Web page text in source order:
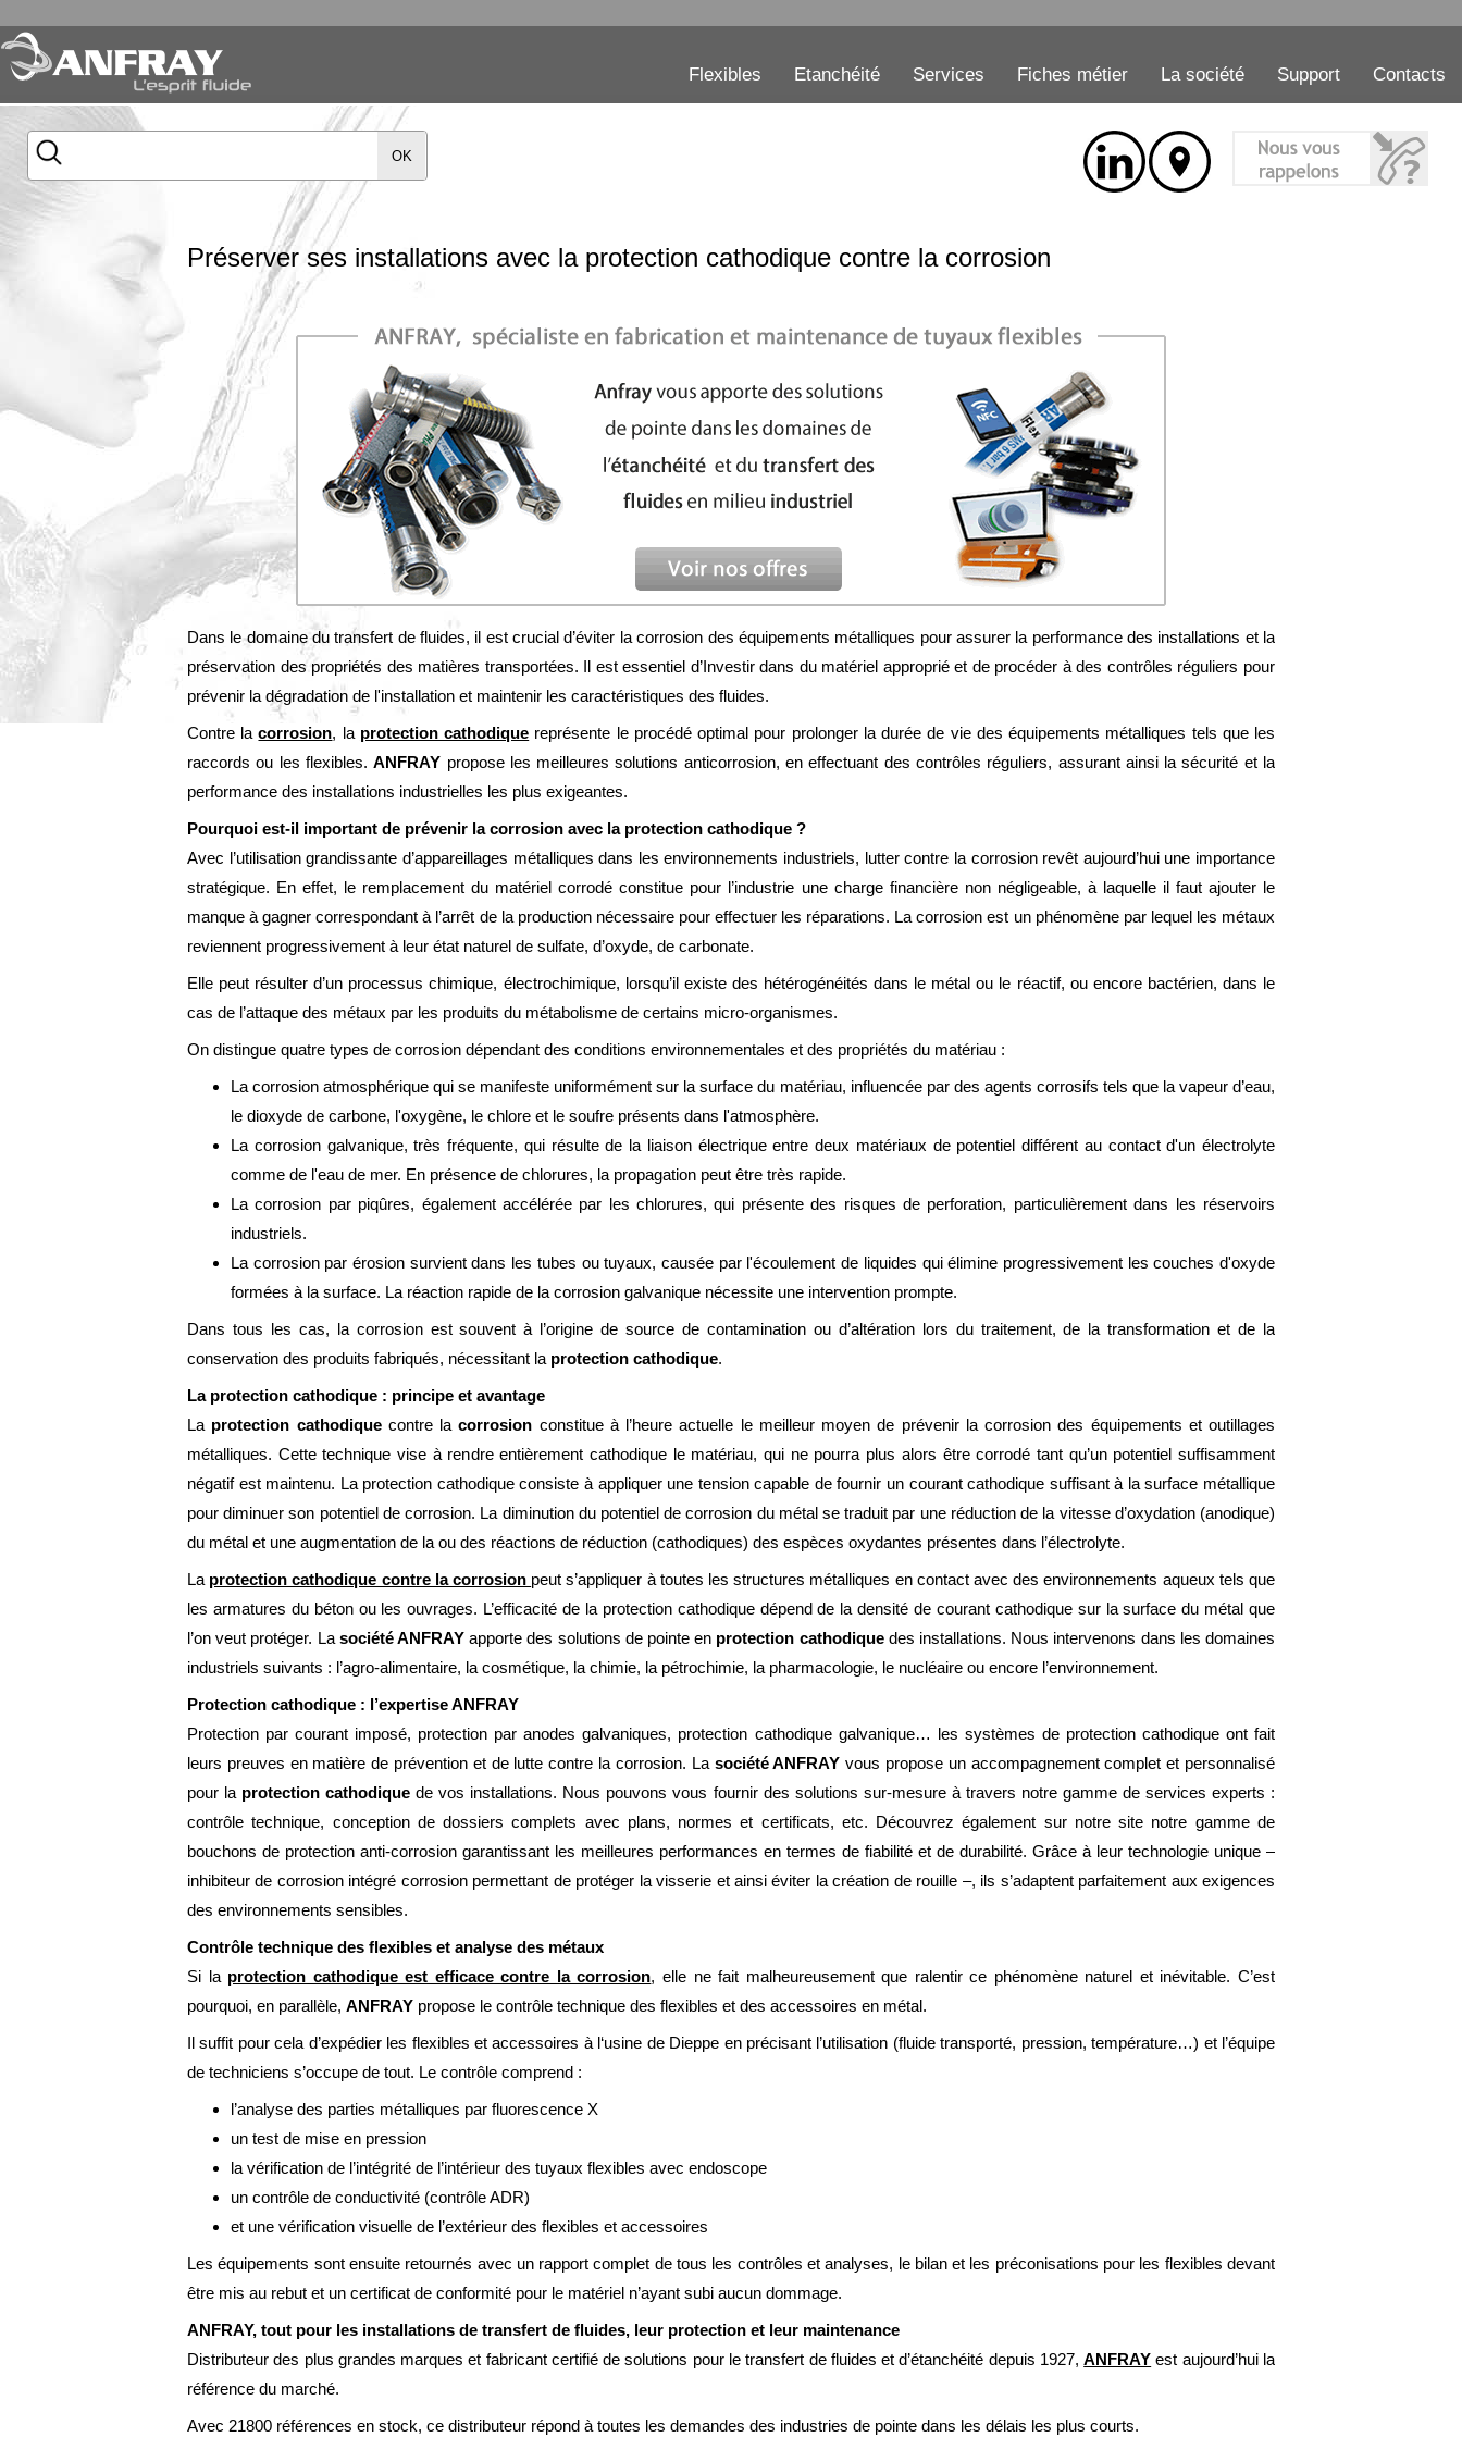
Flexibles Etanchéité Services Fiches métier La société Support Contacts
OK
Préserver ses installations avec la protection cathodique contre la corrosion
Dans le domaine du transfert de fluides, il est crucial d’éviter la corrosion des équipements métalliques pour assurer la performance des installations et la
préservation des propriétés des matières transportées. Il est essentiel d’Investir dans du matériel approprié et de procéder à des contrôles réguliers pour
prévenir la dégradation de l'installation et maintenir les caractéristiques des fluides.
Contre lacorrosion, la protection cathodique représente le procédé optimal pour prolonger la durée de vie des équipements métalliques tels que les
raccords ou les flexibles.ANFRAY propose les meilleures solutions anticorrosion, en effectuant des contrôles réguliers, assurant ainsi la sécurité et la
performance des installations industrielles les plus exigeantes.
Pourquoi est-il important de prévenir la corrosion avec la protection cathodique ?
Avec l’utilisation grandissante d’appareillages métalliques dans les environnements industriels, lutter contre la corrosion revêt aujourd’hui une importance
stratégique. En effet, le remplacement du matériel corrodé constitue pour l’industrie une charge financière non négligeable, à laquelle il faut ajouter le
manque à gagner correspondant à l’arrêt de la production nécessaire pour effectuer les réparations. La corrosion est un phénomène par lequel les métaux
reviennent progressivement à leur état naturel de sulfate, d’oxyde, de carbonate.
Elle peut résulter d’un processus chimique, électrochimique, lorsqu’il existe des hétérogénéités dans le métal ou le réactif, ou encore bactérien, dans le
cas de l’attaque des métaux par les produits du métabolisme de certains micro-organismes.
On distingue quatre types de corrosion dépendant des conditions environnementales et des propriétés du matériau :
La corrosion atmosphérique qui se manifeste uniformément sur la surface du matériau, influencée par des agents corrosifs tels que la vapeur d’eau,
le dioxyde de carbone, l'oxygène, le chlore et le soufre présents dans l'atmosphère.
La corrosion galvanique, très fréquente, qui résulte de la liaison électrique entre deux matériaux de potentiel différent au contact d'un électrolyte
comme de l'eau de mer. En présence de chlorures, la propagation peut être très rapide.
La corrosion par piqûres, également accélérée par les chlorures, qui présente des risques de perforation, particulièrement dans les réservoirs
industriels.
La corrosion par érosion survient dans les tubes ou tuyaux, causée par l'écoulement de liquides qui élimine progressivement les couches d'oxyde
formées à la surface. La réaction rapide de la corrosion galvanique nécessite une intervention prompte.
Dans tous les cas, la corrosion est souvent à l’origine de source de contamination ou d’altération lors du traitement, de la transformation et de la
conservation des produits fabriqués, nécessitant la protection cathodique.
La protection cathodique : principe et avantage
La protection cathodique contre lacorrosion constitue à l’heure actuelle le meilleur moyen de prévenir la corrosion des équipements et outillages
métalliques. Cette technique vise à rendre entièrement cathodique le matériau, qui ne pourra plus alors être corrodé tant qu’un potentiel suffisamment
négatif est maintenu. La protection cathodique consiste à appliquer une tension capable de fournir un courant cathodique suffisant à la surface métallique
pour diminuer son potentiel de corrosion. La diminution du potentiel de corrosion du métal se traduit par une réduction de la vitesse d’oxydation (anodique)
du métal et une augmentation de la ou des réactions de réduction (cathodiques) des espèces oxydantes présentes dans l’électrolyte.
La protection cathodique contre la corrosion peut s’appliquer à toutes les structures métalliques en contact avec des environnements aqueux tels que
les armatures du béton ou les ouvrages. L’efficacité de la protection cathodique dépend de la densité de courant cathodique sur la surface du métal que
l’on veut protéger. La société ANFRAY apporte des solutions de pointe en protection cathodique des installations. Nous intervenons dans les domaines
industriels suivants : l’agro-alimentaire, la cosmétique, la chimie, la pétrochimie, la pharmacologie, le nucléaire ou encore l’environnement.
Protection cathodique : l’expertise ANFRAY
Protection par courant imposé, protection par anodes galvaniques, protection cathodique galvanique… les systèmes de protection cathodique ont fait
leurs preuves en matière de prévention et de lutte contre la corrosion. La société ANFRAY vous propose un accompagnement complet et personnalisé
pour la protection cathodiquede vos installations. Nous pouvons vous fournir des solutions sur-mesure à travers notre gamme de services experts :
contrôle technique, conception de dossiers complets avec plans, normes et certificats, etc. Découvrez également sur notre site notre gamme de
bouchons de protection anti-corrosion garantissant les meilleures performances en termes de fiabilité et de durabilité. Grâce à leur technologie unique –
inhibiteur de corrosion intégré corrosion permettant de protéger la visserie et ainsi éviter la création de rouille –, ils s’adaptent parfaitement aux exigences
des environnements sensibles.
Contrôle technique des flexibles et analyse des métaux
Si la protection cathodique est efficace contre la corrosion, elle ne fait malheureusement que ralentir ce phénomène naturel et inévitable. C’est
pourquoi, en parallèle, ANFRAY propose le contrôle technique des flexibles et des accessoires en métal.
Il suffit pour cela d’expédier les flexibles et accessoires à l‘usine de Dieppe en précisant l’utilisation (fluide transporté, pression, température…) et l’équipe
de techniciens s’occupe de tout. Le contrôle comprend :
l’analyse des parties métalliques par fluorescence X
un test de mise en pression
la vérification de l’intégrité de l’intérieur des tuyaux flexibles avec endoscope
un contrôle de conductivité (contrôle ADR)
et une vérification visuelle de l’extérieur des flexibles et accessoires
Les équipements sont ensuite retournés avec un rapport complet de tous les contrôles et analyses, le bilan et les préconisations pour les flexibles devant
être mis au rebut et un certificat de conformité pour le matériel n’ayant subi aucun dommage.
ANFRAY, tout pour les installations de transfert de fluides, leur protection et leur maintenance
Distributeur des plus grandes marques et fabricant certifié de solutions pour le transfert de fluides et d’étanchéité depuis 1927,ANFRAY est aujourd’hui la
référence du marché.
Avec 21800 références en stock, ce distributeur répond à toutes les demandes des industries de pointe dans les délais les plus courts.